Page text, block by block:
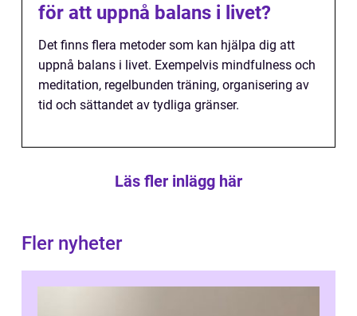
för att uppnå balans i livet?
Det finns flera metoder som kan hjälpa dig att
uppnå balans i livet. Exempelvis mindfulness och
meditation, regelbunden träning, organisering av
tid och sättandet av tydliga gränser.
Läs fler inlägg här
Fler nyheter